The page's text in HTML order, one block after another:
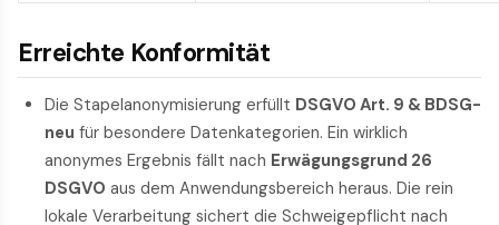
Erreichte Konformität
Die Stapel­anonymisierung erfüllt DSGVO Art. 9 & BDSG-
neu für besondere Datenkategorien. Ein wirklich
anonymes Ergebnis fällt nach Erwägungsgrund 26
DSGVO aus dem Anwendungsbereich heraus. Die rein
lokale Verarbeitung sichert die Schweige­pflicht nach